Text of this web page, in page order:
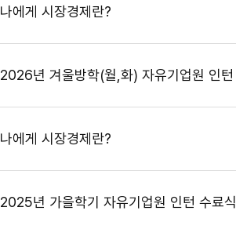
나에게 시장경제란?
2026년 겨울방학(월,화) 자유기업원 인
나에게 시장경제란?
2025년 가을학기 자유기업원 인턴 수료식